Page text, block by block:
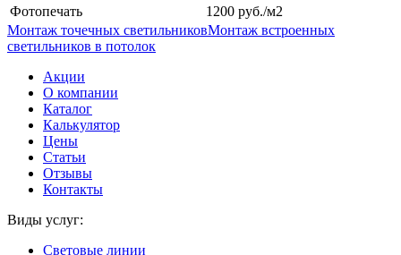
Фотопечать
1200 руб./м2
Монтаж точечных светильниковМонтаж встроенных
светильников в потолок
Акции
О компании
Каталог
Калькулятор
Цены
Статьи
Отзывы
Контакты
Виды услуг:
Световые линии